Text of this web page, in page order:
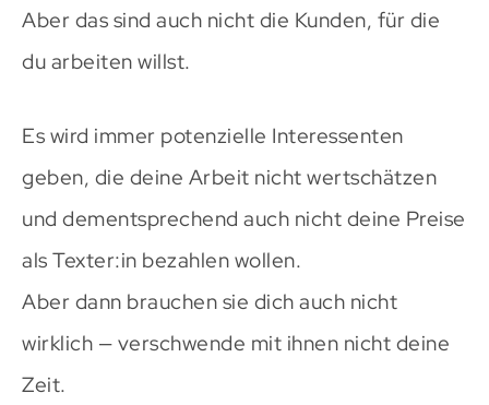
Aber das sind auch nicht die Kunden, für die
du arbeiten willst.
Es wird immer potenzielle Interessenten
geben, die deine Arbeit nicht wertschätzen
und dementsprechend auch nicht deine Preise
als Texter:in bezahlen wollen.
Aber dann brauchen sie dich auch nicht
wirklich — verschwende mit ihnen nicht deine
Zeit.